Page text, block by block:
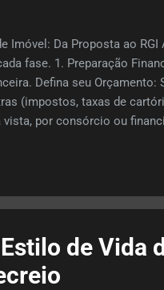
Imóvel: Da Proposta ao
fase. 1. Preparação
Defina seu
(impostos, taxas de
por consórcio ou
Após definir seu
a forma de
de Vida